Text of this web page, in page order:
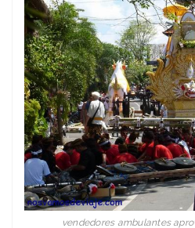
vendedores ambulantes